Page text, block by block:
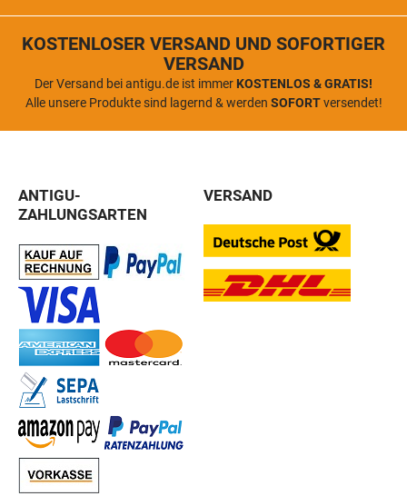
KOSTENLOSER VERSAND UND SOFORTIGER
VERSAND
Der Versand bei antigu.de ist immer KOSTENLOS & GRATIS!
Alle unsere Produkte sind lagernd & werden SOFORTversendet!
ANTIGU-
ZAHLUNGSARTEN
VERSAND